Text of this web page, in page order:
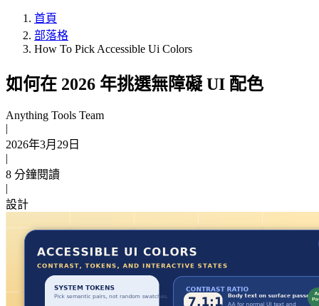
首頁
部落格
How To Pick Accessible Ui Colors
如何在 2026 年挑選無障礙 UI 配色
Anything Tools Team
|
2026年3月29日
|
8 分鐘閱讀
|
設計